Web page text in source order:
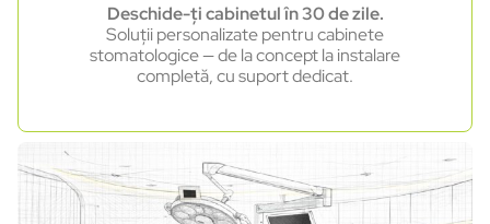
Deschide-ți cabinetul în 30 de zile.
Soluții personalizate pentru cabinete
stomatologice — de la concept la instalare
completă, cu suport dedicat.